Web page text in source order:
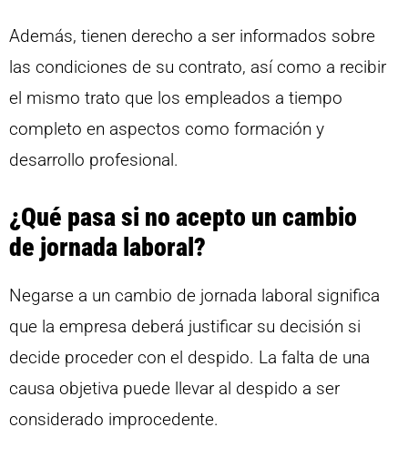
Además, tienen derecho a ser informados sobre
las condiciones de su contrato, así como a recibir
el mismo trato que los empleados a tiempo
completo en aspectos como formación y
desarrollo profesional.
¿Qué pasa si no acepto un cambio
de jornada laboral?
Negarse a un cambio de jornada laboral significa
que la empresa deberá justificar su decisión si
decide proceder con el despido. La falta de una
causa objetiva puede llevar al despido a ser
considerado improcedente.